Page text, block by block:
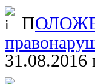
П
31.08.2016